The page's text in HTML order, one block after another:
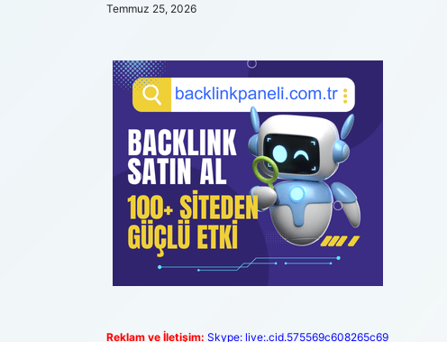
Temmuz 25, 2026
Reklam ve İletişim: Skype: live:.cid.575569c608265c69